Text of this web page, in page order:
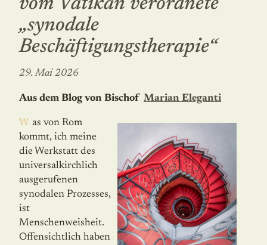
vom Vatikan verordnete
„synodale
Beschäftigungstherapie“
29. Mai 2026
Aus dem Blog von Bischof Marian Eleganti
Was von Rom
kommt, ich meine
die Werkstatt des
universalkirchlich
ausgerufenen
synodalen Prozesses,
ist
Menschenweisheit.
Offensichtlich haben